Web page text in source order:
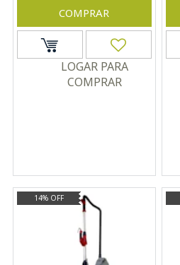
COMPRAR
LOGAR PARA
COMPRAR
14% OFF